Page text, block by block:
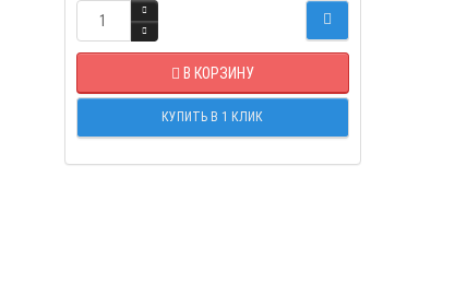
В КОРЗИНУ
КУПИТЬ В 1 КЛИК